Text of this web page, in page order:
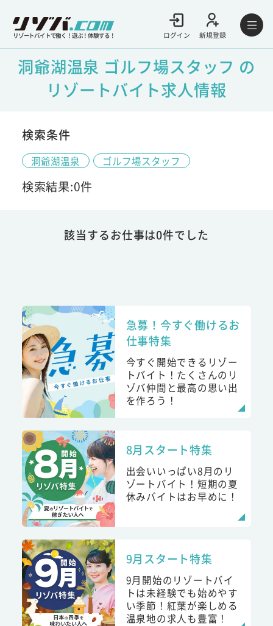
リゾートバイトで働く！遊ぶ！体験する！ ログイン 新規登録
洞爺湖温泉 ゴルフ場スタッフ の
リゾートバイト求人情報
検索条件
洞爺湖温泉 ゴルフ場スタッフ
検索結果:0件
該当するお仕事は0件でした
急募！今すぐ働けるお
仕事特集
今すぐ開始できるリゾー
トバイト！たくさんのリ
ゾバ仲間と最高の思い出
を作ろう！
8月スタート特集
出会いいっぱい8月のリ
ゾートバイト！短期の夏
休みバイトはお早めに！
9月スタート特集
9月開始のリゾートバイ
トは未経験でも始めやす
い季節！紅葉が楽しめる
温泉地の求人も豊富！